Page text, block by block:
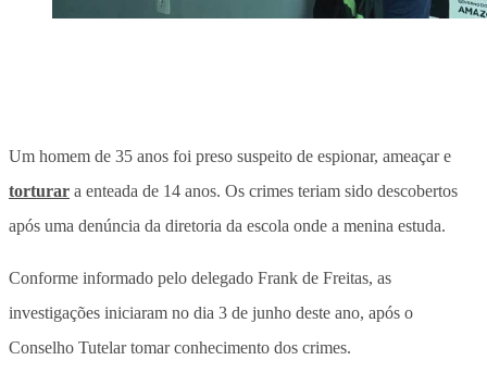
Um homem de 35 anos foi preso suspeito de espionar, ameaçar e
torturar a enteada de 14 anos. Os crimes teriam sido descobertos
após uma denúncia da diretoria da escola onde a menina estuda.
Conforme informado pelo delegado Frank de Freitas, as
investigações iniciaram no dia 3 de junho deste ano, após o
Conselho Tutelar tomar conhecimento dos crimes.